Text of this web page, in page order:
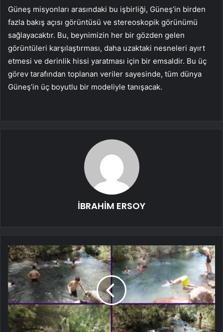
Güneş misyonları arasındaki bu işbirliği, Güneş’in birden
fazla bakış açısı görüntüsü ve stereoskopik görünümü
sağlayacaktır. Bu, beynimizin her bir gözden gelen
görüntüleri karşılaştırması, daha uzaktaki nesneleri ayırt
etmesi ve derinlik hissi yaratması için bir emsaldir. Bu üç
görev tarafından toplanan veriler sayesinde, tüm dünya
Güneş’in üç boyutlu bir modeliyle tanışacak.
İBRAHİM ERSOY